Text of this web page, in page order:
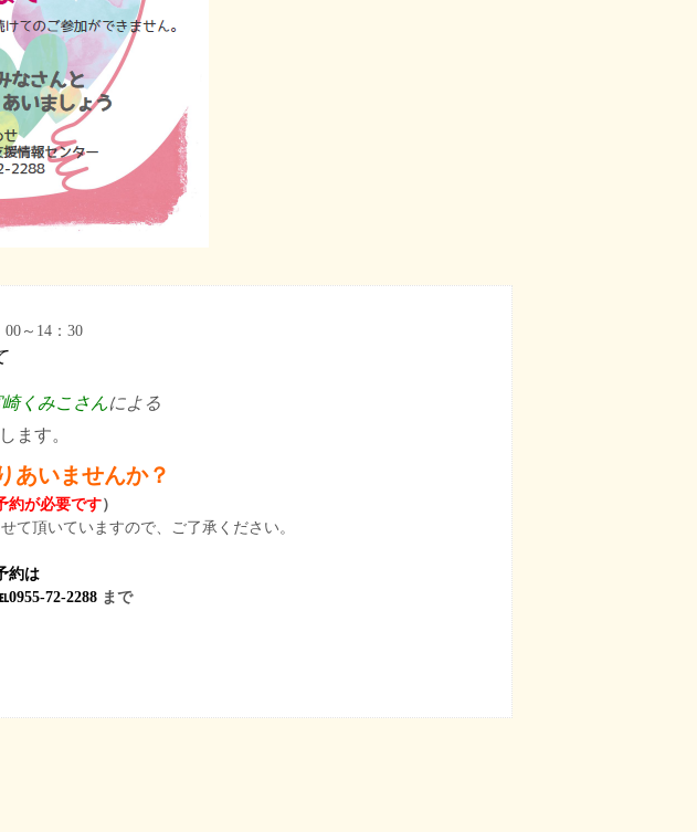
00～14：30
崎くみこさんによる
ます。
あいませんか？
約が必要です）
て頂いていますので、ご了承ください。
約は
72-2288 まで